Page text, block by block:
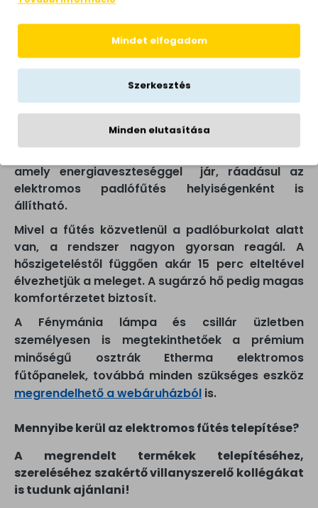
bármilyen padlóburkolat alá felszerelhető!
Sajnos a levegő (és a benne lévő pollenek,
poratkák) keringetése egyeseknél allergiás
reakciót vált ki, míg a padlófűtés esetében az
ilyen allergiás reakció esélye csekély.
hiszen egyrészt nem kell hosszú csöveken
amely energiaveszteséggel jár, ráadásul az
elektromos padlófűtés helyiségenként is
állítható.
Mivel a fűtés közvetlenül a padlóburkolat alatt
van, a rendszer nagyon gyorsan reagál. A
hőszigeteléstől függően akár 15 perc elteltével
élvezhetjük a meleget. A sugárzó hő pedig magas
komfortérzetet biztosít.
A Fénymánia lámpa és csillár üzletben
személyesen is megtekinthetőek a prémium
minőségű osztrák Etherma elektromos
fűtőpanelek, továbbá minden szükséges eszköz
megrendelhető a webáruházból is.
Mennyibe kerül az elektromos fűtés telepítése?
A megrendelt termékek telepítéséhez,
szereléséhez szakértő villanyszerelő kollégákat
is tudunk ajánlani!
Mindet elfogadom
Szerkesztés
Minden elutasítása